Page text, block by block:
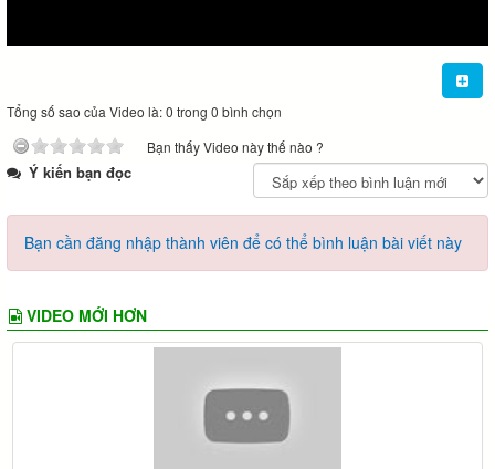
Tổng số sao của Video là: 0 trong 0 bình chọn
Bạn thấy Video này thế nào ?
Ý kiến bạn đọc
Bạn cần đăng nhập thành viên để có thể bình luận bài viết này
VIDEO MỚI HƠN